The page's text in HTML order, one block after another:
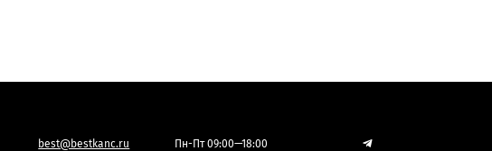
best@bestkanc.ru Пн-Пт 09:00—18:00